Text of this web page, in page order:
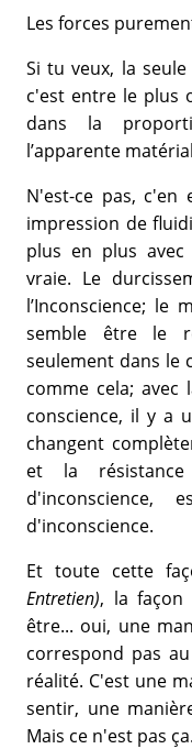
Les forces
Si tu veux, la
c'est entre le plus
dans la
l’apparente
N'est-ce pas,
impression de
plus en plus avec
vraie. Le
l’Inconscience; le
semble être le
seulement dans le
comme cela; avec
conscience, il y a
changent
et la
d'inconscience,
d'inconscience.
Et toute cette
Entretien), la façon
être... oui, une
correspond pas
réalité. C'est une
sentir, une
Mais ce n'est pas ça.